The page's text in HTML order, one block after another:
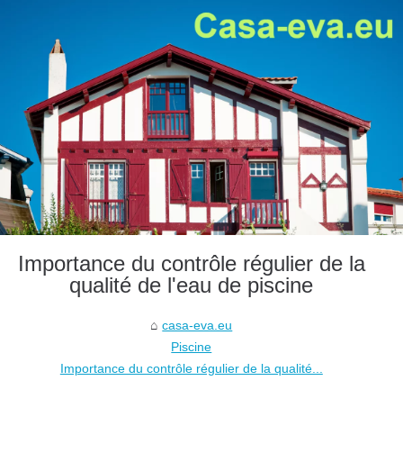
Importance du contrôle régulier de la
qualité de l'eau de piscine
casa-eva.eu
Piscine
Importance du contrôle régulier de la qualité...